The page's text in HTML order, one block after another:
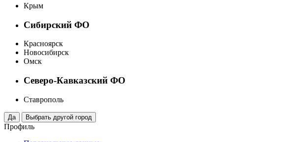
Крым
Сибирский ФО
Красноярск
Новосибирск
Омск
Северо-Кавказский ФО
Ставрополь
Профиль